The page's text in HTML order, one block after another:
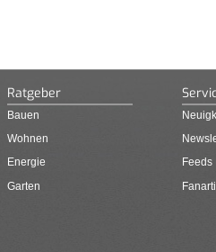
Ratgeber
Bauen
Wohnen
Energie
Garten
Feeds